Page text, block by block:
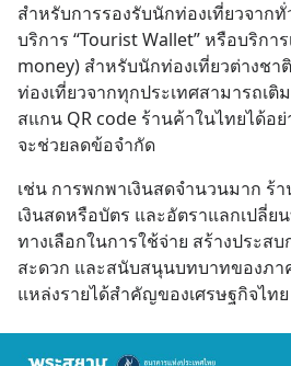
สำหรับการรองรับนักท่องเที่ยวจาก
บริการ “Tourist Wallet” หรือบริกา
money) สำหรับนักท่องเที่ยวต่างชา
ท่องเที่ยวจากทุกประเทศสามารถเติ
สแกน QR code ร้านค้าในไทยได้อ
จะช่วยลดข้อจำกัด
เช่น การพกพาเงินสดจำนวนมาก ร้
เงินสดหรือบัตร และอัตราแลกเปลี่ย
ทางเลือกในการใช้จ่าย สร้างประส
สะดวก และสนับสนุนบทบาทของภา
แหล่งรายได้สำคัญของเศรษฐกิจไทย